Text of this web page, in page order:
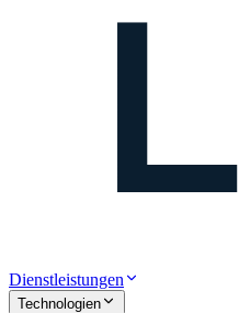
Dienstleistungen
Technologien